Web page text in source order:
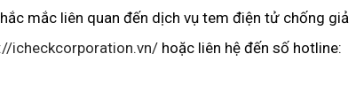
mắc liên quan đến dịch vụ tem điện tử chống giả
icheckcorporation.vn/ hoặc liên hệ đến số hotline: